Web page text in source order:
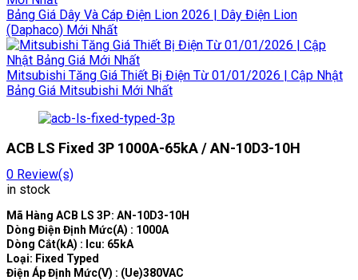
Bảng Giá Dây Và Cáp Điện Lion 2026 | Dây Điện Lion
(Daphaco) Mới Nhất
Mitsubishi Tăng Giá Thiết Bị Điện Từ 01/01/2026 | Cập Nhật
Bảng Giá Mitsubishi Mới Nhất
ACB LS Fixed 3P 1000A-65kA / AN-10D3-10H
0 Review(s)
in stock
Mã Hàng ACB LS 3P: AN-10D3-10H
Dòng Điện Định Mức(A) : 1000A
Dòng Cắt(kA) : Icu: 65kA
Loại: Fixed Typed
Điện Áp Định Mức(V) : (Ue)380VAC